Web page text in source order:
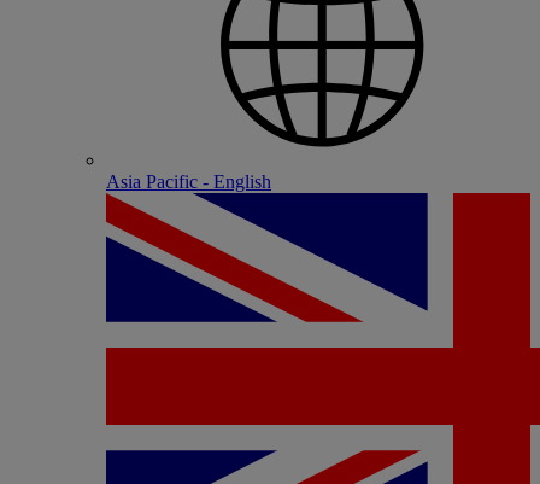
Asia Pacific - English